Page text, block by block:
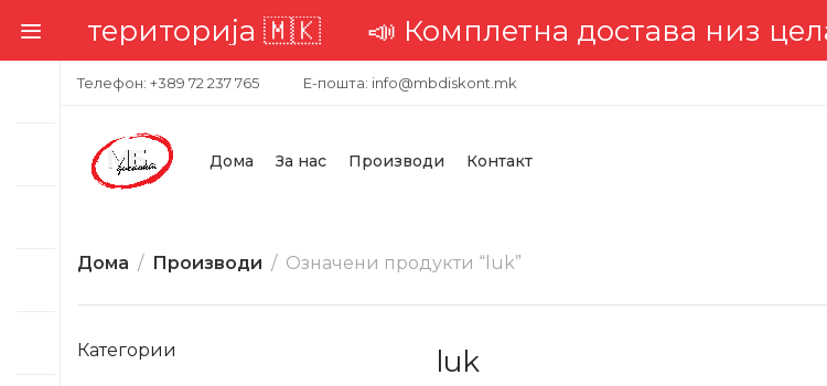
🇲🇰📣 Комплетна достава низ целата
Телефон: +389 72 237 765 Е-пошта: info@mbdiskont.mk
Дома За нас Производи Контакт
Дома Производи Означени продукти “luk”
Категории luk